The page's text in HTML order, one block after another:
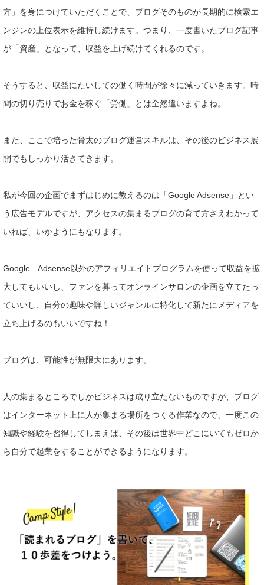
方」を身につけていただくことで、ブログそのものが長期的に検索エ
ンジンの上位表示を維持し続けます。つまり、 一度書いたブログ記事
が「資産」となって、収益を上げ続けてくれるのです。
そうすると、収益にたいしての働く時間が徐々に減っていきます。 時
間の切り売りでお金を稼ぐ「労働」とは全然違いますよね。
また、ここで培った骨太のブログ運営スキルは、その後のビジネス 展
開でもしっかり活きてきます。
私が今回の企画でまずはじめに教えるのは「Google Adsense」とい
う広告モデルですが、アクセスの集まるブログの育て方さえわかって
いれば、いかようにもなります。
Google Adsense以外のアフィリエイトプログラムを使 って収益を拡
大してもいいし、ファンを募ってオンラインサロンの企画を立てたっ
ていいし、自分の趣味や詳しいジャンルに特化して新たにメディアを
立ち上げるのもいいですね！
ブログは、 可能性が無限大にあります。
人の集まるところでしかビジネスは成り立たないものですが、ブロ グ
はインターネット上に人が集まる場所をつくる作業なので、一度この
知識や経験を習得してしまえば、その後は世界中どこにいても ゼロか
ら自分で起業をすることができるようになります。